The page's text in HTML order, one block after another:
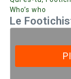
Who’s who
Le